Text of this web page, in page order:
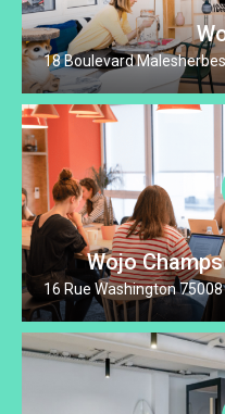
18 Boulevard
Wojo
16 Rue Washington